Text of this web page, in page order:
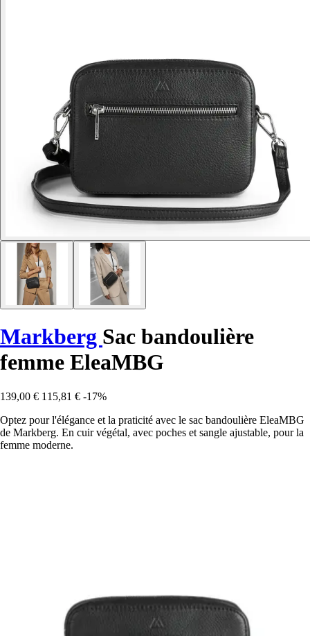
Markberg Sac bandoulière
femme EleaMBG
139,00 € 115,81 € -17%
Optez pour l'élégance et la praticité avec le sac bandoulière EleaMBG
de Markberg. En cuir végétal, avec poches et sangle ajustable, pour la
femme moderne.